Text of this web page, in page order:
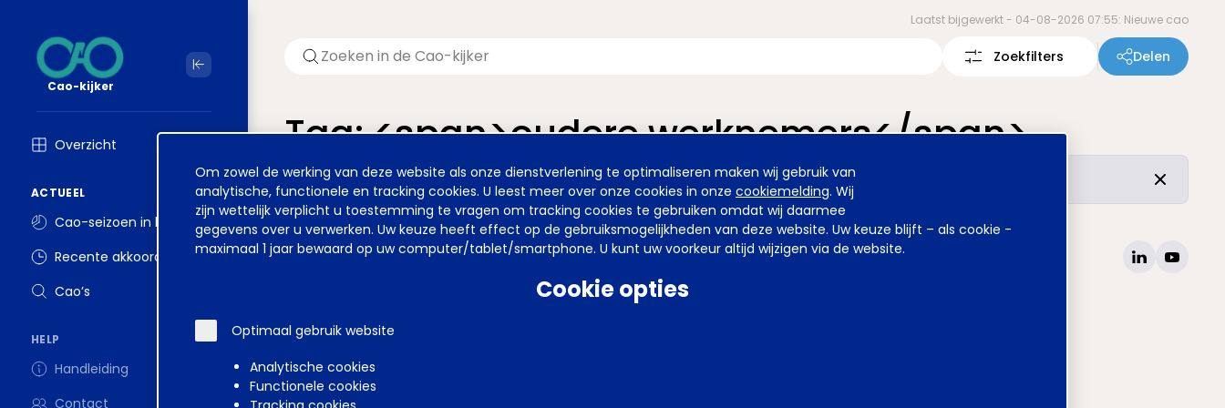
Cookie
melding
Om zowel de werking van deze website als onze dienstverlening te optimaliseren maken wij gebruik van
analytische, functionele en tracking cookies. U leest meer over onze cookies in onze cookiemelding. Wij
zijn wettelijk verplicht u toestemming te vragen om tracking cookies te gebruiken omdat wij daarmee
gegevens over u verwerken. Uw keuze heeft effect op de gebruiksmogelijkheden van deze website. Uw keuze blijft – als cookie -
maximaal 1 jaar bewaard op uw computer/tablet/smartphone. U kunt uw voorkeur altijd wijzigen via de website.
Cookie opties
Optimaal gebruik website
Analytische cookies
Functionele cookies
Cao-kijker
Overzicht
ACTUEEL
Cao-seizoen in beeld
Recente akkoorden
Cao’s
HELP
Handleiding
Contact
Laatst bijgewerkt - 04-08-2026 07:55: Nieuwe cao
Zoekfilters Delen
Tag: <span>oudere werknemers</span>
Welkom op vernieuwde pagina van de Cao-kijker. De vormgeving is nieuw, maar de vertrouwde inhoud is ongewijzigd.
Disclaimer VoorwaardenPrivacyTel 070 850 86 00Mail werkgeverslijn@awvn.nlWebsitewww.awvn.nl